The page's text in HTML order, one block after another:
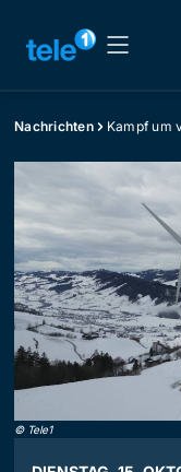
Nachrichten Kampf um
© Tele1